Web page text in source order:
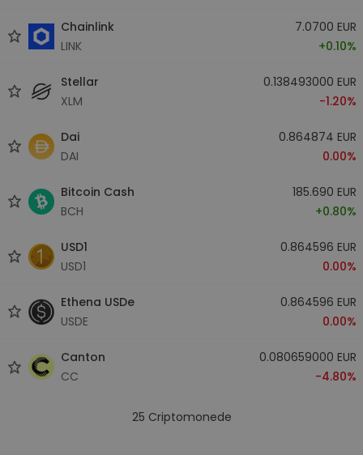
Chainlink
LINK
7.0700 EUR
+0.10%
Stellar
XLM
0.138493000 EUR
-1.20%
Dai
DAI
0.864874 EUR
0.00%
Bitcoin Cash
BCH
185.690 EUR
+0.80%
USD1
USD1
0.864596 EUR
0.00%
Ethena USDe
USDE
0.864596 EUR
0.00%
Canton
CC
0.080659000 EUR
-4.80%
25 Criptomonede